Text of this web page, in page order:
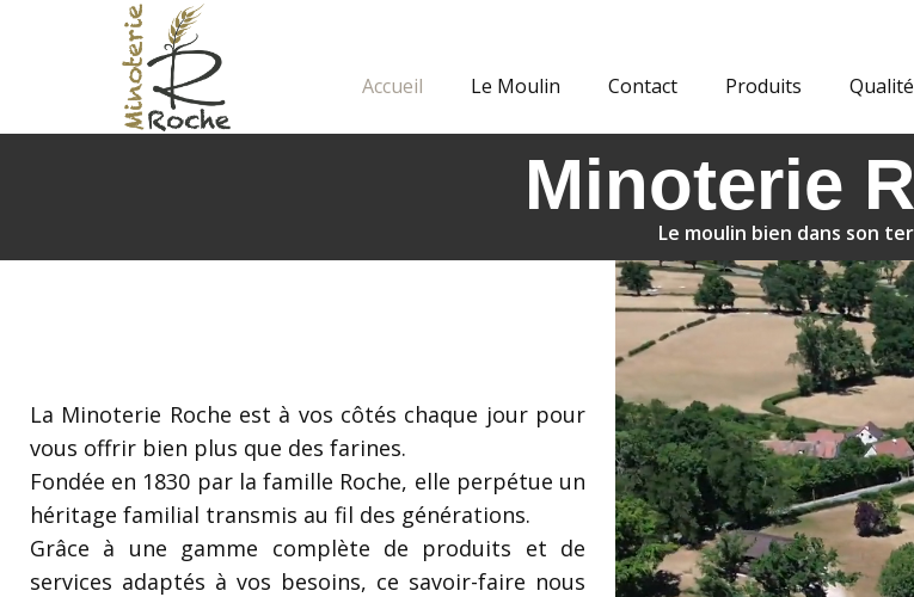
Accueil Le Moulin Contact Produits Qualité
Minoterie
Le moulin bien dans son
La Minoterie Roche est à vos côtés chaque jour pour
vous offrir bien plus que des farines.
Fondée en 1830 par la famille Roche, elle ​perpétue un
héritage familial transmis au fil des générations.
Grâce à une gamme complète de produits et de
services adaptés à vos besoins, ce savoir-faire nous